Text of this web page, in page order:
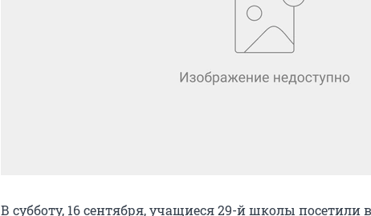
В субботу, 16 сентября, учащиеся 29-й школы посетили